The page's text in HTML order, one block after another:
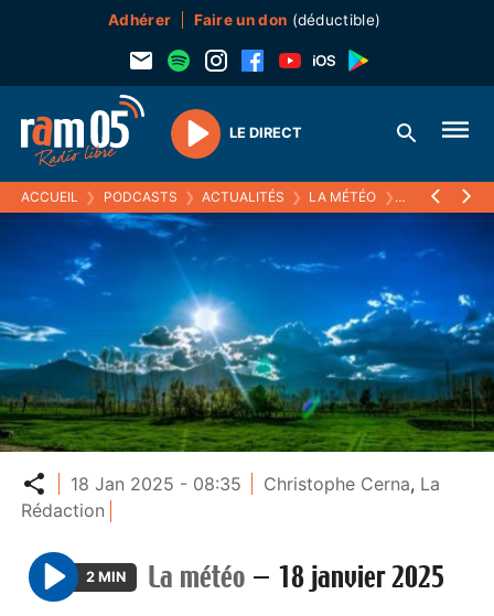
Adhérer Faire un don (déductible)
Play
LE DIRECT
ACCUEIL ❯ PODCASTS ❯ ACTUALITÉS ❯ LA MÉTÉO ❯ 18 JANVIER
Partager
18 Jan 2025 - 08:35 Christophe Cerna, La
Rédaction
P
2 MIN La météo — 18 janvier 2025